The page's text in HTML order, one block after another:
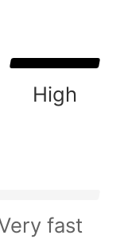
High
fast